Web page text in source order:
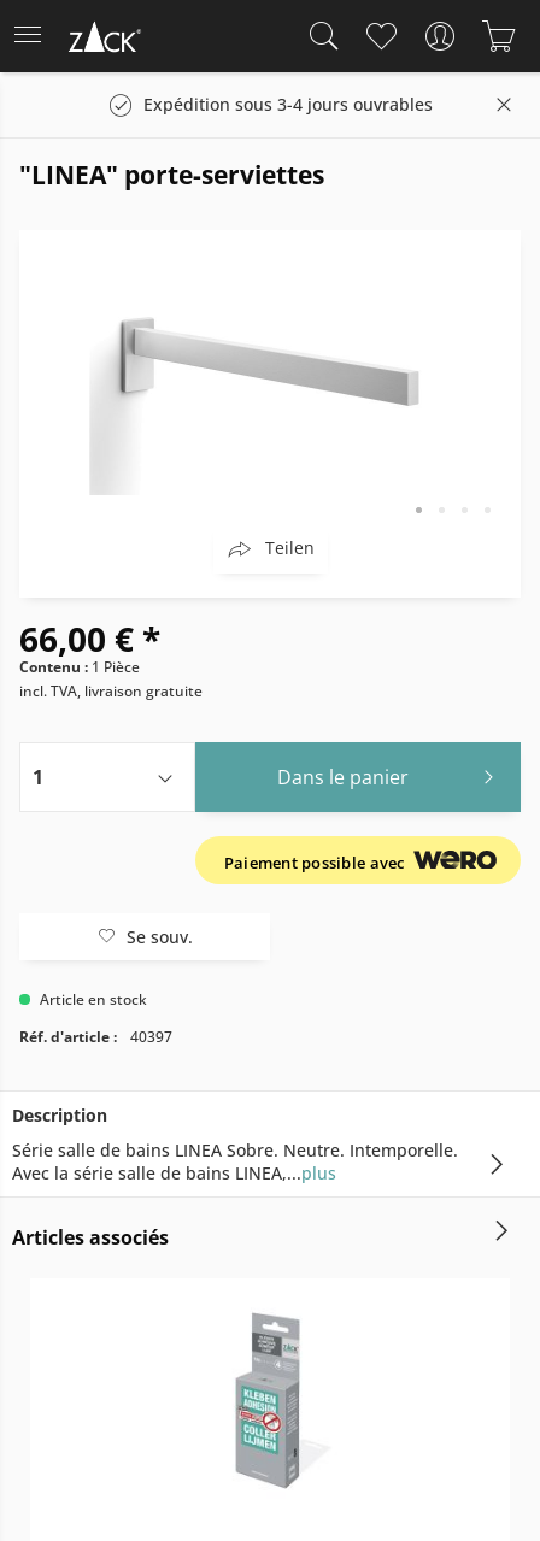
Expédition sous 3-4 jours ouvrables
"LINEA" porte-serviettes
Teilen
66,00 € *
Contenu : 1 Pièce
incl. TVA, livraison gratuite
Dans le panier
Paiement possible avec
Se souv.
Article en stock
Réf. d'article :
40397
Description
Série salle de bains LINEA Sobre. Neutre. Intemporelle.
Avec la série salle de bains LINEA,...plus
Articles associés